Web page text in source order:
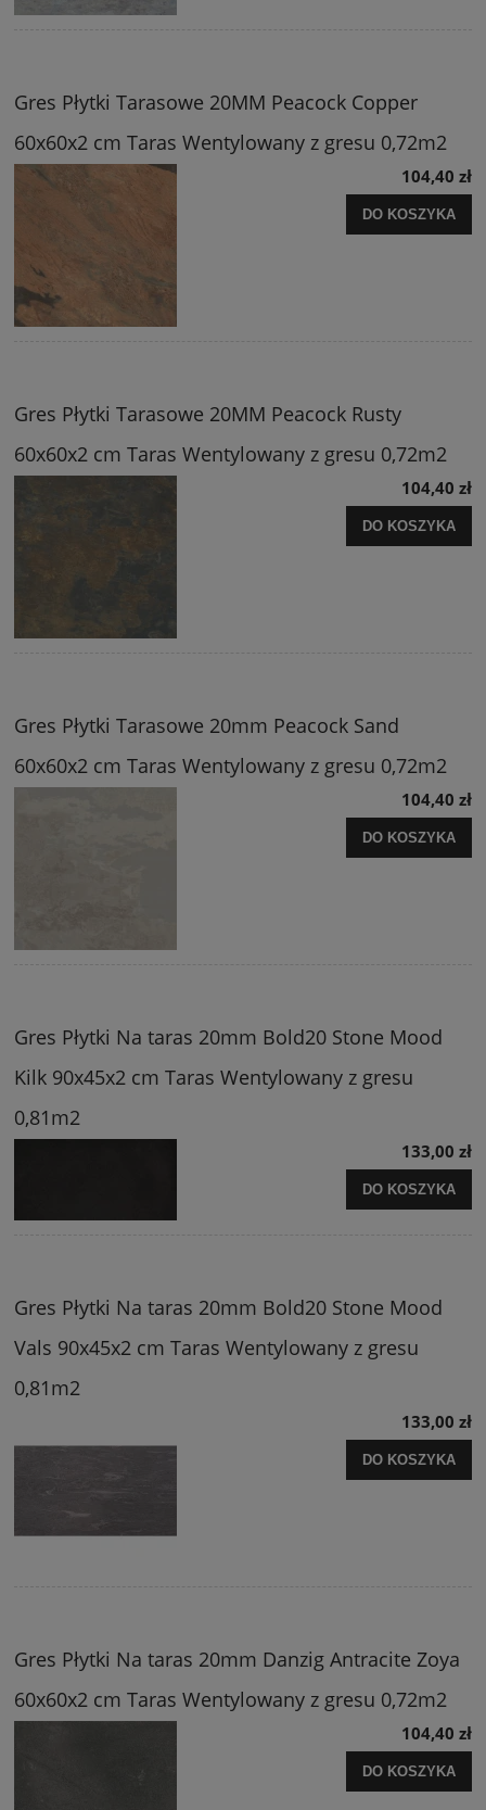
Gres Płytki Tarasowe 20MM Peacock Copper
60x60x2 cm Taras Wentylowany z gresu 0,72m2
104,40 zł
DO KOSZYKA
Gres Płytki Tarasowe 20MM Peacock Rusty
60x60x2 cm Taras Wentylowany z gresu 0,72m2
104,40 zł
DO KOSZYKA
Gres Płytki Tarasowe 20mm Peacock Sand
60x60x2 cm Taras Wentylowany z gresu 0,72m2
104,40 zł
DO KOSZYKA
Gres Płytki Na taras 20mm Bold20 Stone Mood
Kilk 90x45x2 cm Taras Wentylowany z gresu
0,81m2
133,00 zł
DO KOSZYKA
Gres Płytki Na taras 20mm Bold20 Stone Mood
Vals 90x45x2 cm Taras Wentylowany z gresu
0,81m2
133,00 zł
DO KOSZYKA
Gres Płytki Na taras 20mm Danzig Antracite Zoya
60x60x2 cm Taras Wentylowany z gresu 0,72m2
104,40 zł
DO KOSZYKA